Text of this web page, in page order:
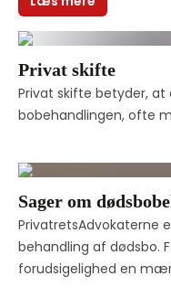
Privat skifte
Privat skifte betyder,
bobehandlingen, ofte
Sager om
PrivatretsAdvokaterne
behandling af dødsbo.
forudsigelighed en